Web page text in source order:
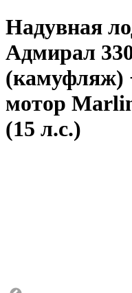
Надувная
Адмирал
(камуфляж)
мотор
(15 л.с.)